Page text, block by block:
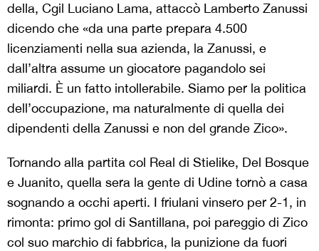
della, Cgil Luciano Lama, attaccò Lamberto Zanussi
dicendo che «da una parte prepara 4.500
licenziamenti nella sua azienda, la Zanussi, e
dall’altra assume un giocatore pagandolo sei
miliardi. È un fatto intollerabile. Siamo per la politica
dell’occupazione, ma naturalmente di quella dei
dipendenti della Zanussi e non del grande Zico».
Tornando alla partita col Real di Stielike, Del Bosque
e Juanito, quella sera la gente di Udine tornò a casa
sognando a occhi aperti. I friulani vinsero per 2-1, in
rimonta: primo gol di Santillana, poi pareggio di Zico
col suo marchio di fabbrica, la punizione da fuori